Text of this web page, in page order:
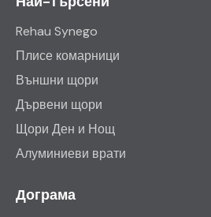
Rehau Synego
Плисе комарници
Външни щори
Дървени щори
Щори Ден и Нощ
Алуминиеви врати
Дограма